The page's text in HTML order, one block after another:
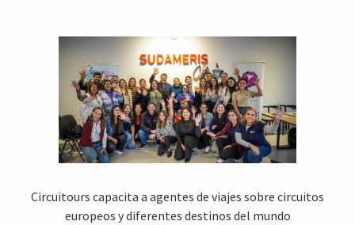
Circuitours capacita a agentes de viajes sobre circuitos
europeos y diferentes destinos del mundo